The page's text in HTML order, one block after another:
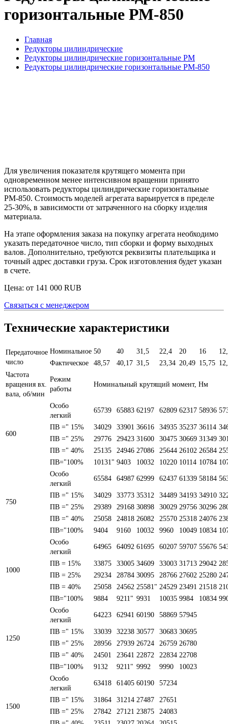
горизонтальные РМ-850
Главная
Редукторы цилиндрические
Редукторы цилиндрические горизонтальные РМ
Редукторы цилиндрические горизонтальные РМ-850
Для увеличения показателя крутящего момента при
одновременном менее интенсивном вращении принято
использовать редукторы цилиндрические горизонтальные
РМ-850. Стоимость моделей агрегата варьируется в пределе
25-30%, в зависимости от затраченного на сборку изделия
материала.
На этапе оформления заказа на покупку агрегата необходимо
указать передаточное число, тип сборки и форму выходных
валов. Дополнительно, требуются реквизиты плательщика и
точный адрес доставки груза. Срок изготовления будет указан
в счете.
Цена: от 141 000 RUB
Связаться с менеджером
Технические характеристики
Передаточное
число
Номинальное 50 40 31,5 22,4 20 16
Фактическое
48,57 40,17 31,5 23,34 20,49 15,75
Частота
вращения вх.
вала, об/мин
Режим
работы
Номинальный крутящий момент, Нм
600
Особо
легкий
65739 65883 62197 62809 62317 58936
ПВ =" 15% 34029 33901 36616 34935 35237 36114
ПВ =" 25%
29776 29423 31600 30475 30669 31349
ПВ =" 40%
25135 24946 27086 25644 26102 26584
ПВ="100%
10131" 9403 10032 10220 10114 10784
750
Особо
легкий
65584 64987 62999 62437 61339 58184
ПВ =" 15% 34029 33773 35312 34489 34193 34910
ПВ =" 25%
29389 29168 30898 30029 29756 30296
ПВ =" 40%
25058 24818 26082 25570 25318 24076
ПВ="100%
9404 9160 10032 9960 10049 10834
1000
Особо
легкий
64965 64092 61695 60207 59707 55676
ПВ = 15% 33875 33005 34609 33003 31713 29042
ПВ = 25%
29234 28784 30095 28766 27602 25280
ПВ = 40%
25058 24562 25581" 24529 23491 21518
ПВ="100%
9884 9211" 9931 10035 9984 10834
1250
Особо
легкий
64223 62941 60190 58869 57945
ПВ =" 15% 33039 32238 30577 30683 30695
ПВ =" 25%
28956 27939 26724 26759 26780
ПВ =" 40%
24501 23641 22872 22834 22708
ПВ="100%
9132 9211" 9992 9990 10023
1500
Особо
легкий
63418 61405 60190 57234
ПВ =" 15% 31864 31214 27487
27651
ПВ =" 25%
27842 27121 23875
24083